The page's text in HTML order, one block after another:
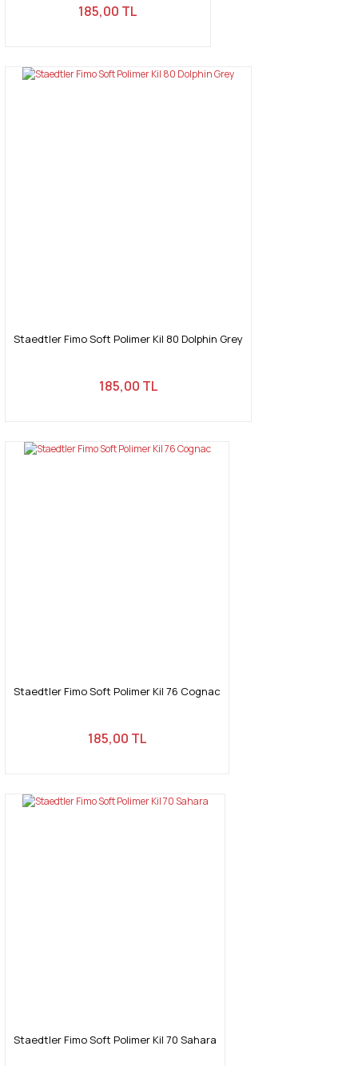
185,00 TL
Staedtler Fimo Soft Polimer Kil 80 Dolphin Grey
185,00 TL
Staedtler Fimo Soft Polimer Kil 76 Cognac
185,00 TL
Staedtler Fimo Soft Polimer Kil 70 Sahara